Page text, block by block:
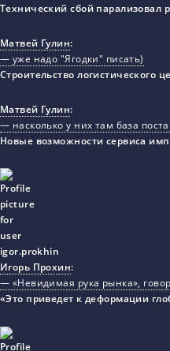
Технический сбой парализовал
Матвей Гулин:
— уже надо "Ягодки" писать)
Строительство логистического
Матвей Гулин:
— насколько у них там база
Новые возможности сервиса
Игорь Прохин:
— «Невидимая рука рынка»,
«Это приведет к деформации